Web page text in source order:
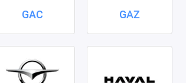
GAC GAZ